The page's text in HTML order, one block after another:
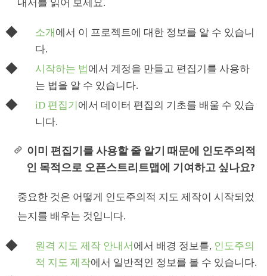
내서를 읽어 보세요.
소개 에서 이 프로젝트에 대한 정보를 알 수 있습니
다.
시작하는 법에서 계정을 만들고 편집기를 사용하
는 법을 알 수 있습니다.
iD 편집기 에서 데이터 편집의 기초를 배울 수 있습
니다.
이미 편집기를 사용할 줄 알기 때문에 인도주의적
인 목적으로 오픈스트리트맵에 기여하고 싶나요?
중요한 것은 어떻게 인도주의적 지도 제작이 시작되었
는지를 배우는 것입니다.
원격 지도 제작 안내서 에서 배경 정보를, 인도주의
적 지도 제작에서 일반적인 정보를 볼 수 있습니다.